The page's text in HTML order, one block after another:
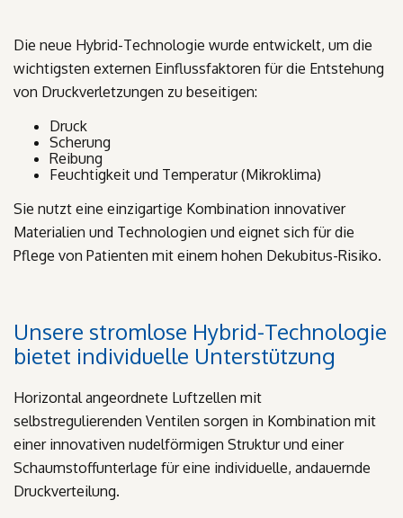
Die neue Hybrid-Technologie wurde entwickelt, um die
wichtigsten externen Einflussfaktoren für die Entstehung
von Druckverletzungen zu beseitigen:
Druck
Scherung
Reibung
Feuchtigkeit und Temperatur (Mikroklima)
Sie nutzt eine einzigartige Kombination innovativer
Materialien und Technologien und eignet sich für die
Pflege von Patienten mit einem hohen Dekubitus-Risiko.
Unsere stromlose Hybrid-Technologie
bietet individuelle Unterstützung
Horizontal angeordnete Luftzellen mit
selbstregulierenden Ventilen sorgen in Kombination mit
einer innovativen nudelförmigen Struktur und einer
Schaumstoffunterlage für eine individuelle, andauernde
Druckverteilung.